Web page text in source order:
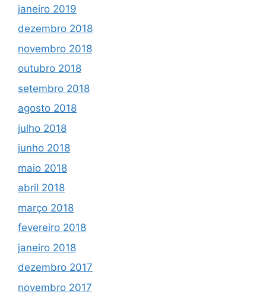
janeiro 2019
dezembro 2018
novembro 2018
outubro 2018
setembro 2018
agosto 2018
julho 2018
junho 2018
maio 2018
abril 2018
março 2018
fevereiro 2018
janeiro 2018
dezembro 2017
novembro 2017